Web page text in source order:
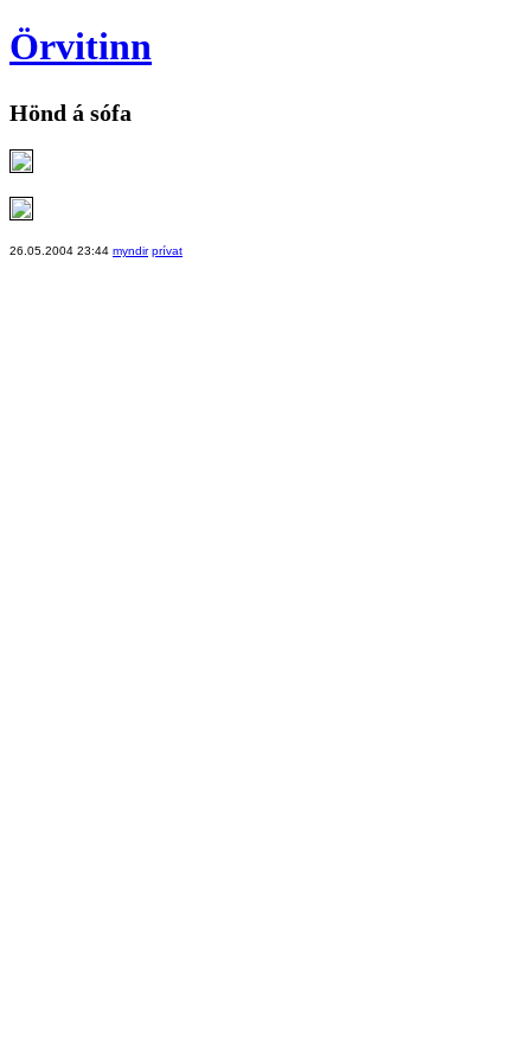
Örvitinn
Hönd á sófa
26.05.2004 23:44 myndir prívat